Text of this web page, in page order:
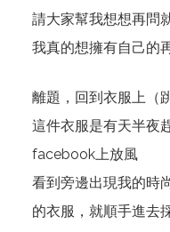
請大家幫我想想再問
我真的想擁有自己的
離題，回到衣服上（
這件衣服是有天半夜
facebook上放風
看到旁邊出現我的時
的衣服，就順手進去